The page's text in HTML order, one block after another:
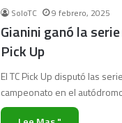
SoloTC 9 febrero, 2025
Gianini ganó la
Pick Up
El TC Pick Up disputó las
campeonato en el